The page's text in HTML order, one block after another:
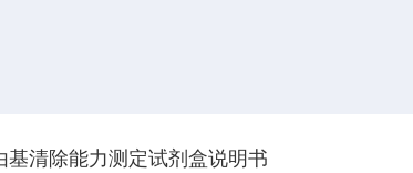
基清除能力测定试剂盒说明书